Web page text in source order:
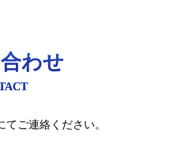
わせ
ご連絡ください。